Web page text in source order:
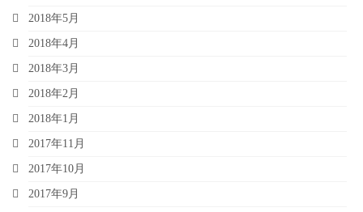
2018年5月
2018年4月
2018年3月
2018年2月
2018年1月
2017年11月
2017年10月
2017年9月